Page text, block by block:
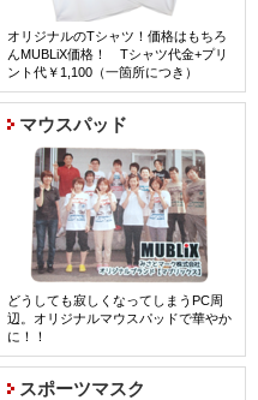
オリジナルのTシャツ！価格はもちろ
んMUBLiX価格！ Tシャツ代金+プリ
ント代￥1,100（一箇所につき）
詳細はコチラ
マウスパッド
どうしても寂しくなってしまうPC周
辺。オリジナルマウスパッドで華やか
に！！
詳細はコチラ
スポーツマスク